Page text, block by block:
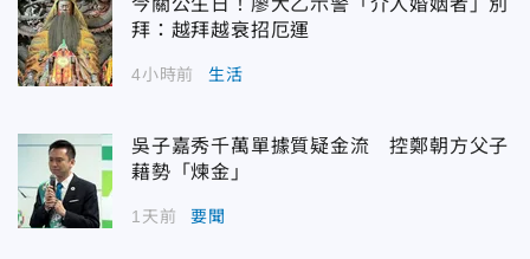
今關公生日！廖大乙示警「介入婚姻者」別
拜：越拜越衰招厄運
4小時前 生活
吳子嘉秀千萬單據質疑金流 控鄭朝方父子
藉勢「煉金」
1天前 要聞